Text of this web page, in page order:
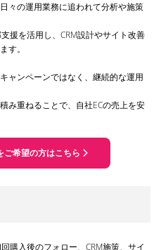
々の運用業務に追われて分析や施策
援を活用し、CRM設計やサイト改善
す。
ャンペーンではなく、継続的な運用
み重ねることで、自社ECの売上を安
ご希望の方はこちら
購入後のフォロー、CRM施策、サイ